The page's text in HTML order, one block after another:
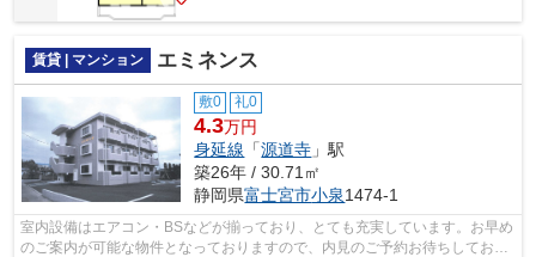
賃貸 | マンション エミネンス
敷0 礼0
4.3万円
身延線 「源道寺 」駅
築26年 / 30.71㎡
静岡県富士宮市小泉1474-1
室内設備はエアコン・BSなどが揃っており、とても充実しています。お早め
のご案内が可能な物件となっておりますので、内見のご予約お待ちしており